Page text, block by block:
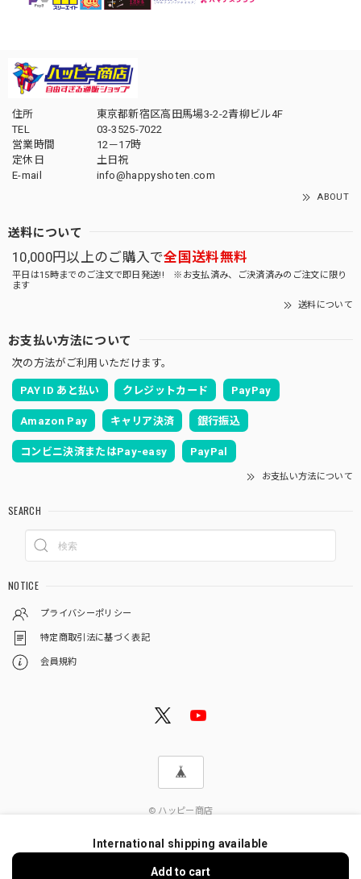
住所
東京都新宿区高田馬場3-2-2青柳ビル4F
TEL
03-3525-7022
営業時間
12－17時
定休日
土日祝
E-mail
info@happyshoten.com
ABOUT
送料について
10,000円以上のご購入で全国送料無料
平日は15時までのご注文で即日発送!! ※お支払済み、ご決済済みのご注文に限り
ます
送料について
お支払い方法について
次の方法がご利用いただけます。
PAY ID あと払い クレジットカード PayPay
Amazon Pay キャリア決済 銀行振込
コンビニ決済またはPay-easy PayPal
お支払い方法について
SEARCH
NOTICE
プライバシーポリシー
特定商取引法に基づく表記
会員規約
© ハッピー商店
International shipping available
Add to cart